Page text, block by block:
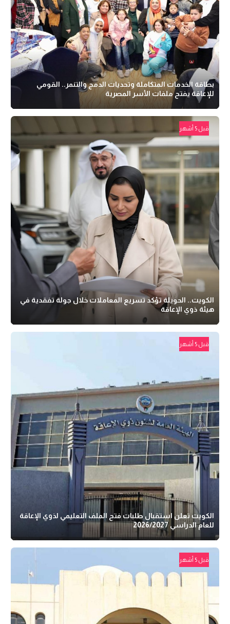
بطاقة الخدمات المتكاملة وتحديات الدمج والتنمر.. القومي
للإعاقة يفتح ملفات الأسر المصرية
قبل 5 أشهر
الكويت.. الحويلة تؤكد تسريع المعاملات خلال جولة تفقدية في
هيئة ذوي الإعاقة
قبل 5 أشهر
الكويت تعلن استقبال طلبات فتح الملف التعليمي لذوي الإعاقة
للعام الدراسي 2026/2027
قبل 5 أشهر